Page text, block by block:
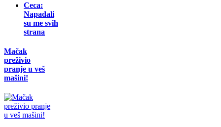
Ceca:
Napadali
su me svih
strana
Mačak
preživio
pranje u veš
mašini!